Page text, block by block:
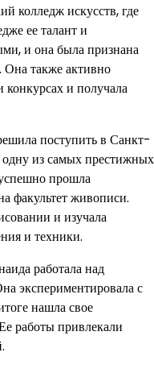
колледж искусств, где
ее талант и
и она была признана
также активно
конкурсах и получала
поступить в Санкт-
из самых престижных
прошла
факультет живописи.
и изучала
и техники.
работала над
экспериментировала с
нашла свое
работы привлекали